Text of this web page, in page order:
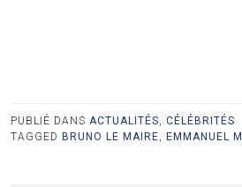
PUBLIÉ DANS ACTUALITÉS
CÉLÉBRITÉS
TAGGED BRUNO LE MAIRE EMMANUEL